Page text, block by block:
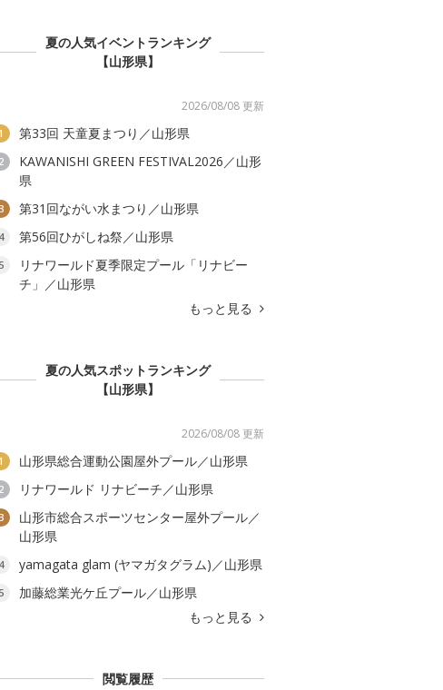
夏の人気イベントランキング
【山形県】
2026/08/08 更新
1 第33回 天童夏まつり／山形県
2
KAWANISHI GREEN FESTIVAL2026／山形
県
第31回ながい水まつり／山形県
4 第56回ひがしね祭／山形県
5
リナワールド夏季限定プール「リナビー
チ」／山形県
もっと見る
夏の人気スポットランキング
【山形県】
2026/08/08 更新
1 山形県総合運動公園屋外プール／山形県
2 リナワールド リナビーチ／山形県
山形市総合スポーツセンター屋外プール／
山形県
4 yamagata glam (ヤマガタグラム)／山形県
5
加藤総業光ケ丘プール／山形県
もっと見る
閲覧履歴